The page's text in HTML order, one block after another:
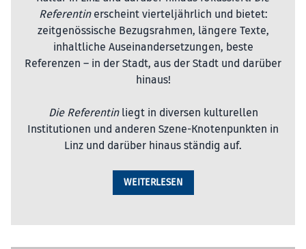
Referentinerscheint vierteljährlich und bietet:
zeitgenössische Bezugsrahmen, längere Texte,
inhaltliche Auseinandersetzungen, beste
Referenzen – in der Stadt, aus der Stadt und darüber
hinaus!
Die Referentinliegt in diversen kulturellen
Institutionen und anderen Szene-Knotenpunkten in
Linz und darüber hinaus ständig auf.
WEITERLESEN